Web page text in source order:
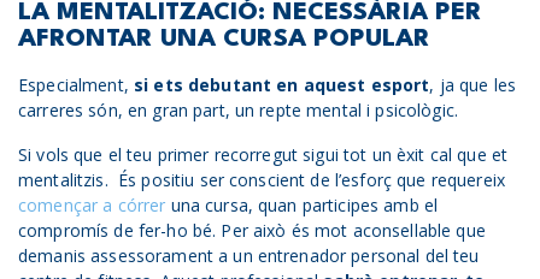
LA MENTALITZACIÓ: NECESSÀRIA PER
AFRONTAR UNA CURSA POPULAR
Especialment, si ets debutant en aquest esport, ja que les
carreres són, en gran part, un repte mental i psicològic.
Si vols que el teu primer recorregut sigui tot un èxit cal que et
mentalitzis. És positiu ser conscient de l’esforç que requereix
començar a córrer una cursa, quan participes amb el
compromís de fer-ho bé. Per això és mot aconsellable que
demanis assessorament a un entrenador personal del teu